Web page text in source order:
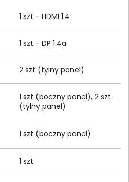
1 szt - HDMI 1.4
1 szt - DP 1.4a
2 szt (tylny panel)
1 szt (boczny panel), 2 szt
(tylny panel)
1 szt (boczny panel)
1 szt